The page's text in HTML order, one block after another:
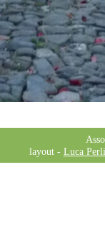
layout - Luca